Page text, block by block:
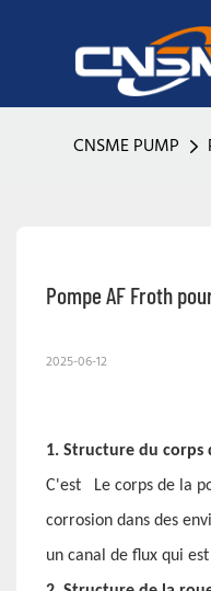
CNSME PUMP
Pompe AF Froth
2025-06-12
1. Structure du corps
C'est
Le corps de la
corrosion dans des
un canal de flux qui est